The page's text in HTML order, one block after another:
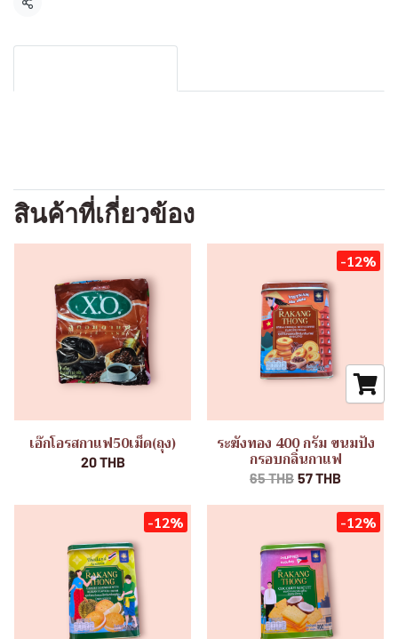
แชร์
สินค้าที่เกี่ยวข้อง
เอ๊กโอรสกาแฟ50เม็ด(ถุง)
20 THB
-12%
ระฆังทอง 400 กรัม ขนมปัง
กรอบกลิ่นกาแฟ
65 THB 57 THB
-12% -12%